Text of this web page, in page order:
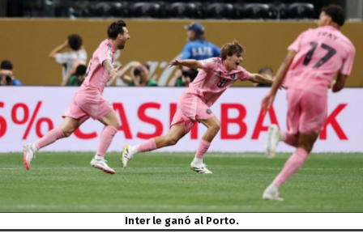
Inter le ganó al Porto.